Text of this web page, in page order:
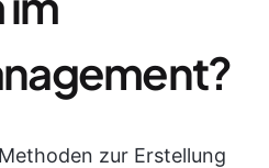
zur Erstellung